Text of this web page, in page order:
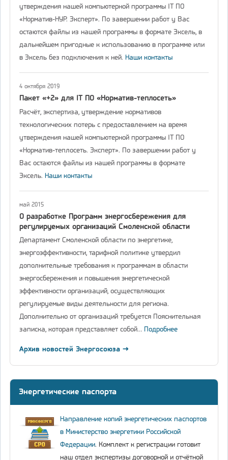
утверждения нашей компьютерной программы IT ПО
«Норматив-НУР. Эксперт». По завершении работ у Вас
остаются файлы из нашей программы в формате Эксель, в
дальнейшем пригодные к использованию в программе или
в Эксель без подключения к ней. Наши контакты
4 октября 2019
Пакет «+2» для IT ПО «Норматив-теплосеть»
Расчёт, экспертиза, утверждение нормативов
технологических потерь с предоставлением на время
утверждения нашей компьютерной программы IT ПО
«Норматив-теплосеть. Эксперт». По завершении работ у
Вас остаются файлы из нашей программы в формате
Эксель. Наши контакты
май 2015
О разработке Программ энергосбережения для
регулируемых организаций Смоленской области
Департамент Смоленской области по энергетике,
энергоэффективности, тарифной политике утвердил
дополнительные требования к программам в области
энергосбережения и повышения энергетической
эффективности организаций, осуществляющих
регулируемые виды деятельности для региона.
Дополнительно от организаций требуется Пояснительная
записка, которая представляет собой… Подробнее
Архив новостей Энергосоюза →
Энергетические паспорта
Направление копий энергетических паспортов
в Министерство энергетики Российской
Федерации. Комплект к регистрации готовит
наш отдел экспертизы договорной и отчётной